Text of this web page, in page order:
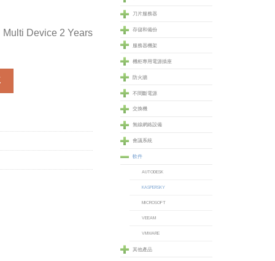
Device 2 Years
Device 2 Years - 3 Devices Pack (SOFKISMD3D2Y) 數量
刀片服務器
存儲和備份
服務器機架
機柜專用電源插座
防火牆
不間斷電源
交換機
無線網絡設備
會議系統
軟件
AUTODESK
KASPERSKY
MICROSOFT
VEEAM
VMWARE
其他產品